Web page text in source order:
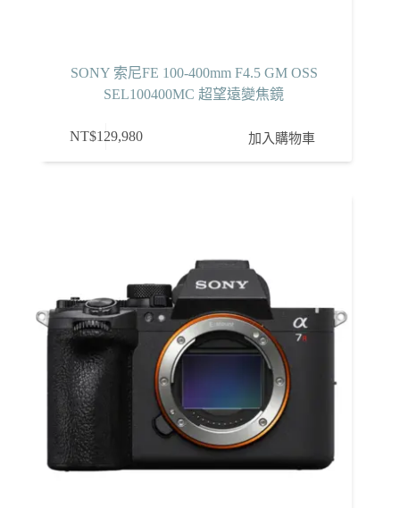
SONY 索尼FE 100-400mm F4.5 GM OSS
SEL100400MC 超望遠變焦鏡
NT$129,980 加入購物車